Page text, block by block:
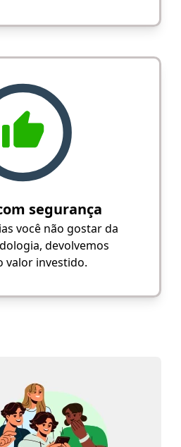
segurança
você não gostar da
devolvemos
valor investido.